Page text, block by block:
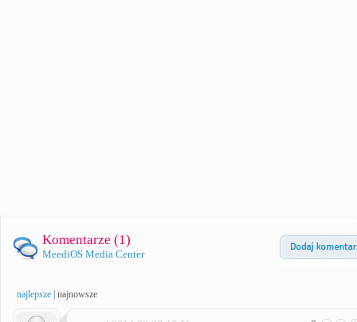
Komentarze (1)
MeediOS Media Center
najlepsze najnowsze